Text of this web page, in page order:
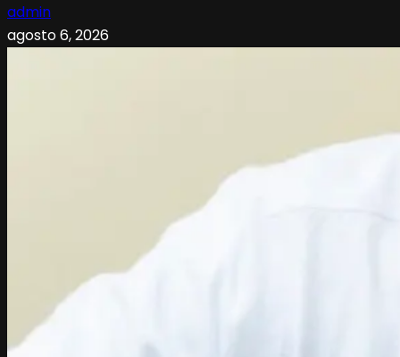
admin
agosto 6, 2026